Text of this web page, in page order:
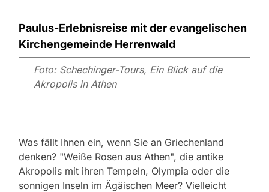
Paulus-Erlebnisreise mit der evangelischen
Kirchengemeinde Herrenwald
Foto: Schechinger-Tours, Ein Blick auf die
Akropolis in Athen
Was fällt Ihnen ein, wenn Sie an Griechenland
denken? "Weiße Rosen aus Athen", die antike
Akropolis mit ihren Tempeln, Olympia oder die
sonnigen Inseln im Ägäischen Meer? Vielleicht